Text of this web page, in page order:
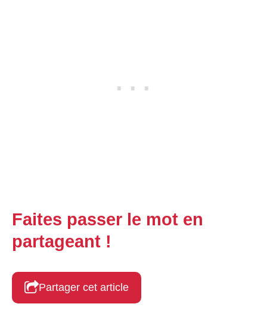
Faites passer le mot en
partageant !
Partager cet article